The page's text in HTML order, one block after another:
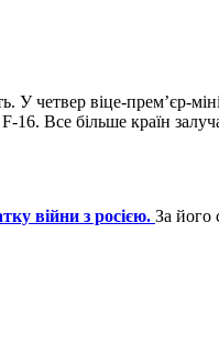
четвер віце-прем’єр-
Все більше країн
війни з росією. За його